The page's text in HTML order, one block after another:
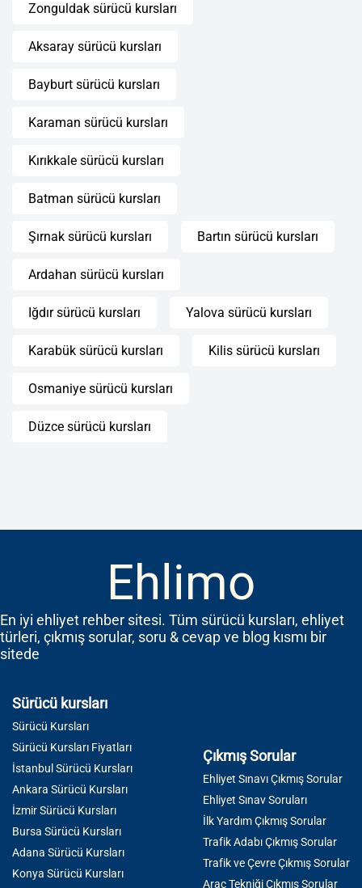
Zonguldak sürücü kursları
Aksaray sürücü kursları
Bayburt sürücü kursları
Karaman sürücü kursları
Kırıkkale sürücü kursları
Batman sürücü kursları
Şırnak sürücü kursları Bartın sürücü kursları
Ardahan sürücü kursları
Iğdır sürücü kursları Yalova sürücü kursları
Karabük sürücü kursları Kilis sürücü kursları
Osmaniye sürücü kursları
Düzce sürücü kursları
Ehlimo
En iyi ehliyet rehber sitesi. Tüm sürücü kursları, ehliyet
türleri, çıkmış sorular, soru & cevap ve blog kısmı bir
sitede
Sürücü kursları
Sürücü Kursları
Sürücü Kursları Fiyatları
İstanbul Sürücü Kursları
Ankara Sürücü Kursları
İzmir Sürücü Kursları
Bursa Sürücü Kursları
Adana Sürücü Kursları
Konya Sürücü Kursları
Çıkmış Sorular
Ehliyet Sınavı Çıkmış Sorular
Ehliyet Sınav Soruları
İlk Yardım Çıkmış Sorular
Trafik Adabı Çıkmış Sorular
Trafik ve Çevre Çıkmış Sorular
Araç Tekniği Çıkmış Sorular